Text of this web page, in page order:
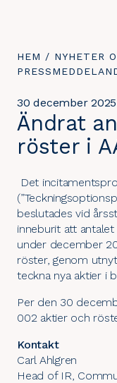
DU
ÄR
HEM / NYHETER
30 december 2025
Ändrat
röster i
Det
beslutades vid
inneburit att
under december
röster, genom
teckna nya aktier i
Per den 30
002 aktier och
Kontakt
Carl Ahlgren
Head of IR,